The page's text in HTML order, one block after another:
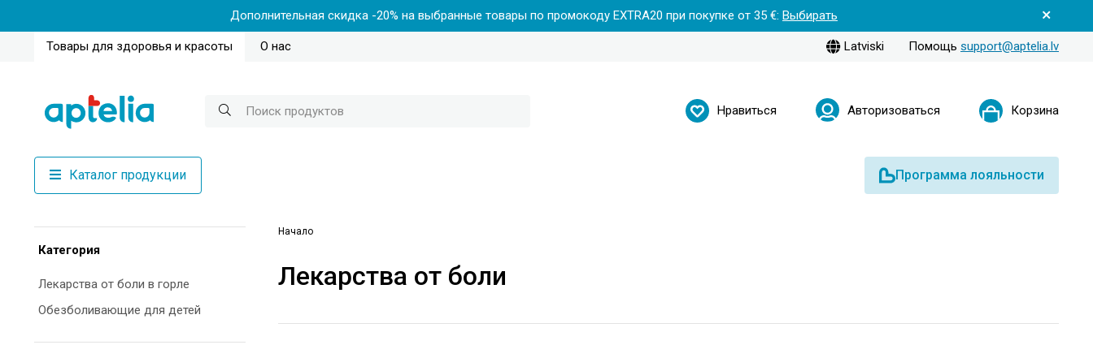
Дополнительная скидка -20% на выбранные товары по промокоду EXTRA20 при покупке от 35 €: Выбирать
Товары для здоровья и красоты О нас Latviski Помощь support@aptelia.lv
Нравиться Авторизоваться Корзина
Каталог продукции Программа лояльности
Категория
Лекарства от боли в горле
Обезболивающие для детей
Начало
Лекарства от боли